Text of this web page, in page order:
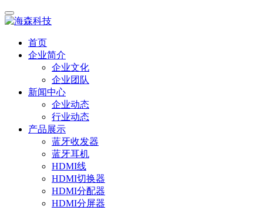
首页
企业简介
企业文化
企业团队
新闻中心
企业动态
行业动态
产品展示
蓝牙收发器
蓝牙耳机
HDMI线
HDMI切换器
HDMI分配器
HDMI分屏器